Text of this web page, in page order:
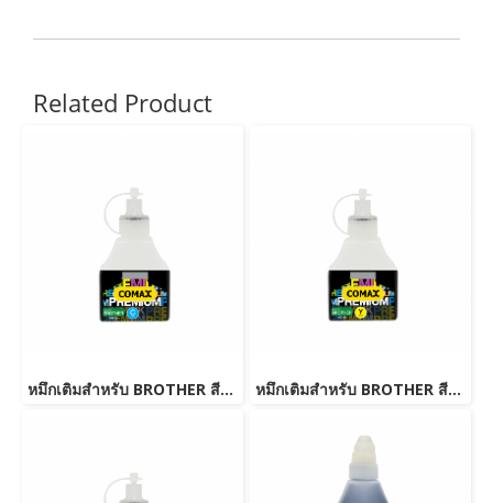
Related Product
หมึกเติมสำหรับ BROTHER สีฟ้า 100 ml. โคแมกซ์ หมึกเติมสำหรับ BROTHER สีเหลือง 100 ml. โคแมกซ์